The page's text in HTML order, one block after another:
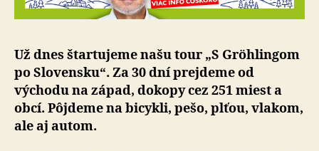
Už dnes štartujeme našu tour „S Gröhlingom
po Slo­ven­sku“. Za 30 dní prejdeme od
východu na západ, dokopy cez 251 miest a
obcí. Pôjdeme na bicykli, pešo, plťou, vlakom,
ale aj autom.